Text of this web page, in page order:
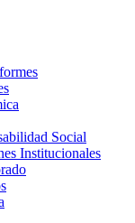
Social
Institucionales